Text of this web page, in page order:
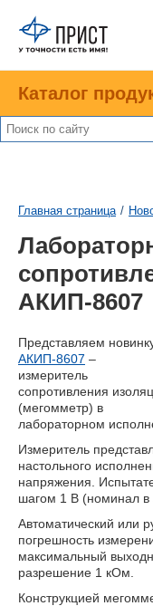
Каталог
Главная страница /
АКИП-8607
Представляем
АКИП-8607 –
измеритель
сопротивления
(мегомметр) в
лабораторном
Измеритель
настольного
напряжения.
шагом 1 В (номинал в
Автоматический или
погрешность
максимальный
разрешение 1 кОм.
Конструкцией